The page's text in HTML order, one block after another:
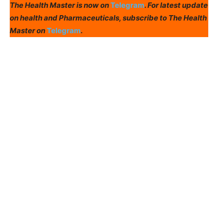
The Health Master is now onTelegram. For latest update
on health and Pharmaceuticals, subscribe to The Health
Master onTelegram.